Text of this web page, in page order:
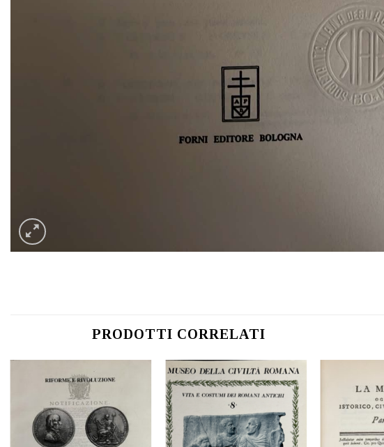
PRODOTTI CORRELATI
a lista
dei
desideri
Aggiungi
dei
desideri